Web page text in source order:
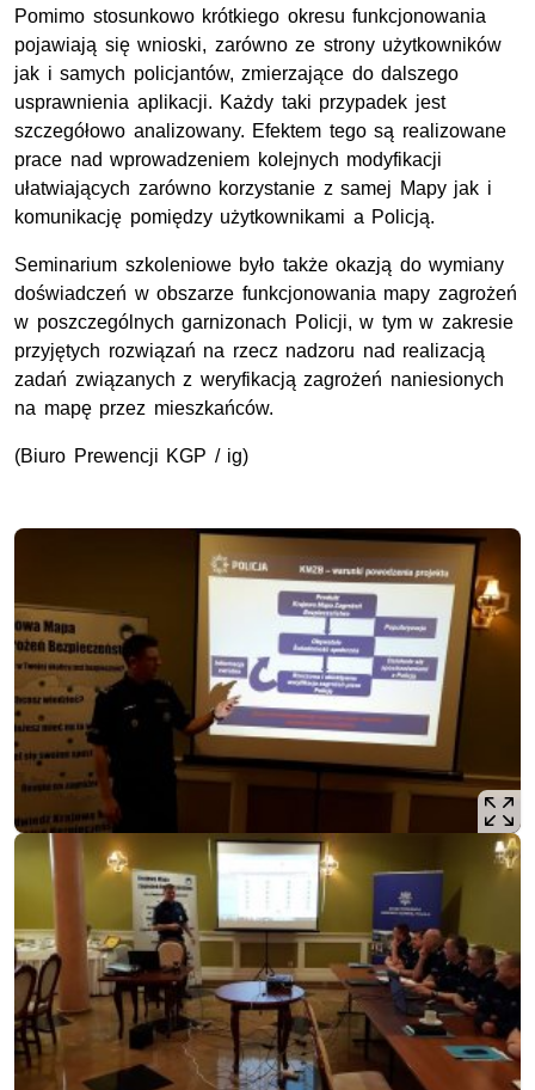
Pomimo stosunkowo krótkiego okresu funkcjonowania
pojawiają się wnioski, zarówno ze strony użytkowników
jak i samych policjantów, zmierzające do dalszego
usprawnienia aplikacji. Każdy taki przypadek jest
szczegółowo analizowany. Efektem tego są realizowane
prace nad wprowadzeniem kolejnych modyfikacji
ułatwiających zarówno korzystanie z samej Mapy jak i
komunikację pomiędzy użytkownikami a Policją.
Seminarium szkoleniowe było także okazją do wymiany
doświadczeń w obszarze funkcjonowania mapy zagrożeń
w poszczególnych garnizonach Policji, w tym w zakresie
przyjętych rozwiązań na rzecz nadzoru nad realizacją
zadań związanych z weryfikacją zagrożeń naniesionych
na mapę przez mieszkańców.
(Biuro Prewencji KGP / ig)